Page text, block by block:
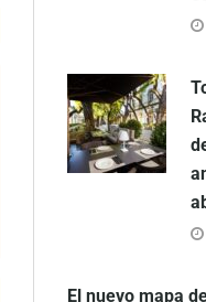
El nuevo mapa